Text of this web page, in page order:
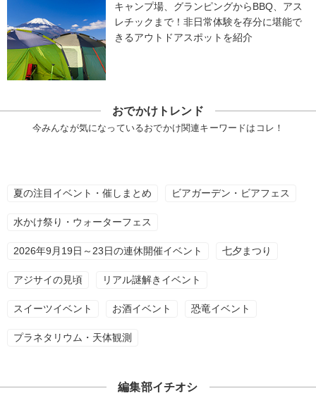
キャンプ場、グランピングからBBQ、アス
レチックまで！非日常体験を存分に堪能で
きるアウトドアスポットを紹介
おでかけトレンド
今みんなが気になっているおでかけ関連キーワードはコレ！
夏の注目イベント・催しまとめ ビアガーデン・ビアフェス
水かけ祭り・ウォーターフェス
2026年9月19日～23日の連休開催イベント 七夕まつり
アジサイの見頃 リアル謎解きイベント
スイーツイベント お酒イベント 恐竜イベント
プラネタリウム・天体観測
編集部イチオシ